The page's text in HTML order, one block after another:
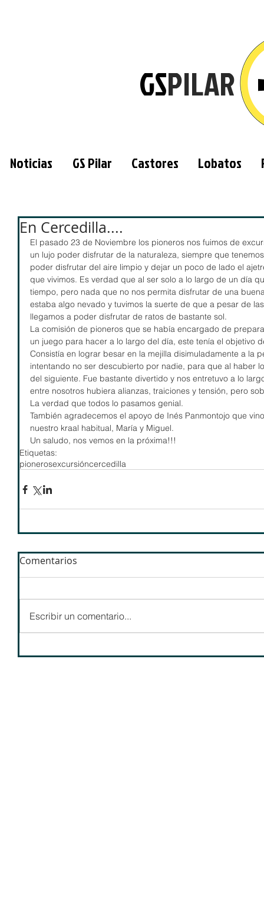
GSPILAR
Noticias GS Pilar Castores Lobatos
En Cercedilla....
El pasado 23 de Noviembre los pioneros nos fuimos de
un lujo poder disfrutar de la naturaleza, siempre que
poder disfrutar del aire limpio y dejar un poco de lado el
que vivimos. Es verdad que al ser solo a lo largo de un día
tiempo, pero nada que no nos permita disfrutar de una
estaba algo nevado y tuvimos la suerte de que a pesar de
llegamos a poder disfrutar de ratos de bastante sol.
La comisión de pioneros que se había encargado de
un juego para hacer a lo largo del día, este tenía el objetivo
Consistía en lograr besar en la mejilla disimuladamente a la
intentando no ser descubierto por nadie, para que al haber
del siguiente. Fue bastante divertido y nos entretuvo a lo
entre nosotros hubiera alianzas, traiciones y tensión, pero
La verdad que todos lo pasamos genial.
También agradecemos el apoyo de Inés Panmontojo que
nuestro kraal habitual, María y Miguel.
Un saludo, nos vemos en la próxima!!!
Etiquetas:
pionerosexcursióncercedilla
Comentarios
Escribir un comentario...